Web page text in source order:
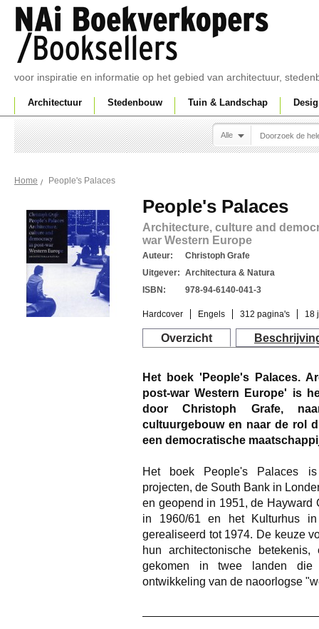
voor inspiratie en informatie op het gebied van architectuur,
Architectuur Stedenbouw Tuin & Landschap
Alle
Home People's Palaces
People's Palaces
Architecture, culture and
war Western Europe
Auteur:
Christoph Grafe
Uitgever: Architectura & Natura
ISBN:
978-94-6140-041-3
Hardcover Engels 312 pagina's 18
Overzicht
Het boek 'People's Palaces.
post-war Western Europe' is
door Christoph Grafe,
cultuurgebouw en naar de rol
een democratische
Het boek People's Palaces
projecten, de South Bank in
en geopend in 1951, de Hayward
in 1960/61 en het Kulturhus
gerealiseerd tot 1974. De keuze
hun architectonische
gekomen in twee landen die
ontwikkeling van de naoorlogse